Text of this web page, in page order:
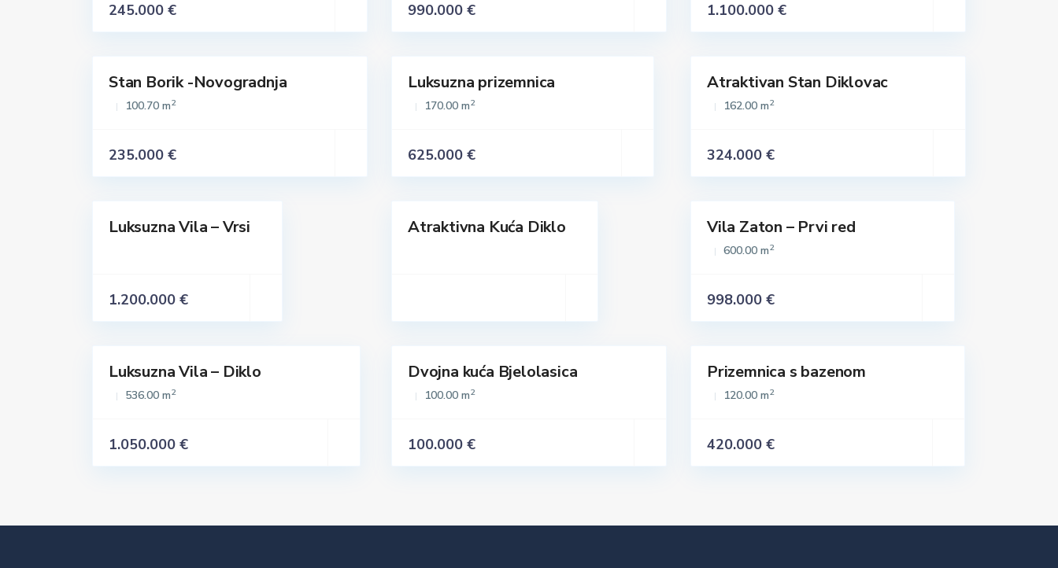
245.000 € 990.000 € 1.100.000 €
Istaknuto
Stan Borik -Novogradnja
100.70 m2
235.000 €
Istaknuto
Luksuzna prizemnica
170.00 m2
625.000 €
Istaknuto
Atraktivan Stan Diklovac
162.00 m2
324.000 €
Istaknuto
Luksuzna Vila – Vrsi
1.200.000 €
Atraktivna Kuća Diklo Vila Zaton – Prvi red
600.00 m2
998.000 €
Istaknuto
Luksuzna Vila – Diklo
536.00 m2
1.050.000 €
Istaknuto
Dvojna kuća Bjelolasica
100.00 m2
100.000 €
Istaknuto
Prizemnica s bazenom
120.00 m2
420.000 €